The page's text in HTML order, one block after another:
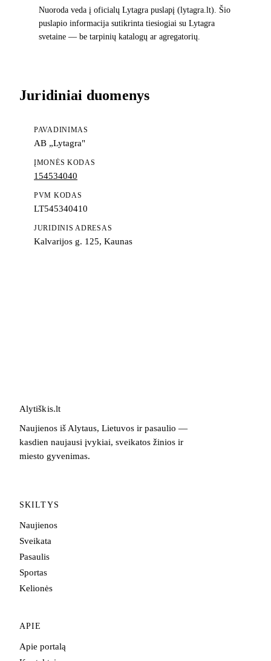
Nuoroda veda į oficialų Lytagra puslapį (lytagra.lt). Šio
puslapio informacija sutikrinta tiesiogiai su Lytagra
svetaine — be tarpinių katalogų ar agregatorių.
Juridiniai duomenys
PAVADINIMAS
AB „Lytagra"
ĮMONĖS KODAS
154534040
PVM KODAS
LT545340410
JURIDINIS ADRESAS
Kalvarijos g. 125, Kaunas
Alytiškis.lt
Naujienos iš Alytaus, Lietuvos ir pasaulio —
kasdien naujausi įvykiai, sveikatos žinios ir
miesto gyvenimas.
SKILTYS
Naujienos
Sveikata
Pasaulis
Sportas
Kelionės
APIE
Apie portalą